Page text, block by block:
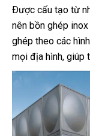
Ðược cấu tạo từ
nên bồn ghép
ghép theo các
mọi địa hình, giúp